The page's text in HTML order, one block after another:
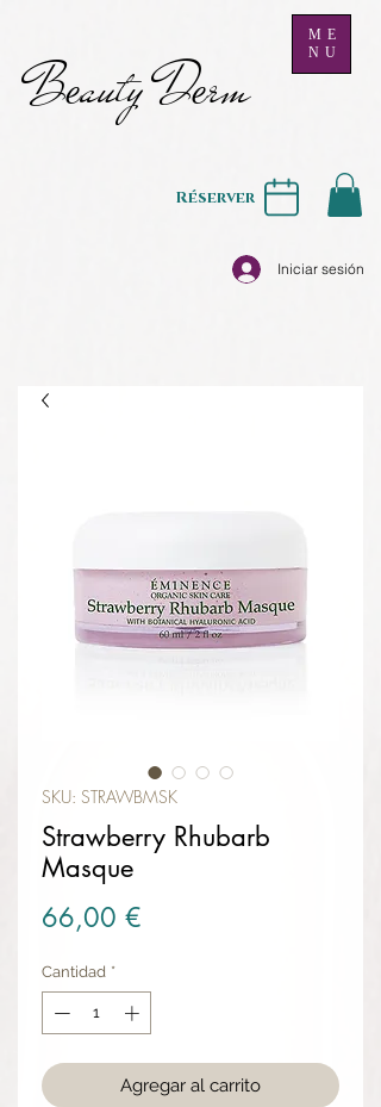
Beauty Derm
ME
NU
Iniciar sesión
Réserver
SKU: STRAWBMSK
Strawberry Rhubarb
Masque
66,00 €
Cantidad *
Agregar al carrito